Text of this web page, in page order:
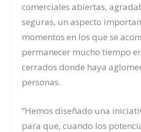
comerciales abiertas,
seguras, un aspecto
momentos en los que se
permanecer mucho tiempo
cerrados donde haya
personas.
“Hemos diseñado una
para que, cuando los